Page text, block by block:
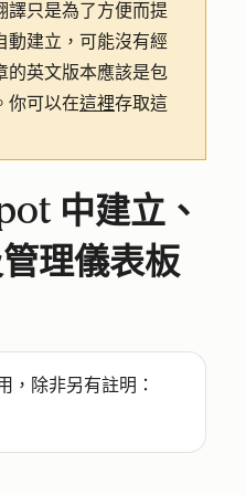
譯只是為了方便而提
動建立，可能沒有經
的英文版本應該是包
你可以在這裡存取這
中建立、
理儀表板
，除非另有註明：